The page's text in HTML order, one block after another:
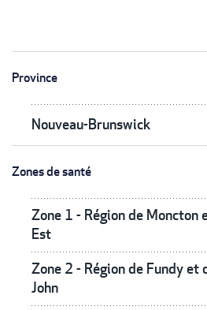
Province
Nouveau-Brunswick
Zones de santé
Zone 1 - Région de Moncton
Est
Zone 2 - Région de Fundy et
John